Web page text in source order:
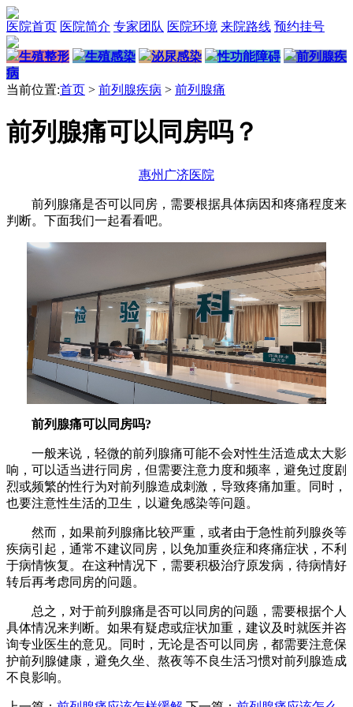
医院首页 医院简介 专家团队 医院环境 来院路线 预约挂号
生殖整形 生殖感染 泌尿感染 性功能障碍
前列腺疾
病
当前位置:首页 > 前列腺疾病 > 前列腺痛
前列腺痛可以同房吗？
惠州广济医院
前列腺痛是否可以同房，需要根据具体病因和疼痛程度来
判断。下面我们一起看看吧。
前列腺痛可以同房吗?
一般来说，轻微的前列腺痛可能不会对性生活造成太大影
响，可以适当进行同房，但需要注意力度和频率，避免过度剧
烈或频繁的性行为对前列腺造成刺激，导致疼痛加重。同时，
也要注意性生活的卫生，以避免感染等问题。
然而，如果前列腺痛比较严重，或者由于急性前列腺炎等
疾病引起，通常不建议同房，以免加重炎症和疼痛症状，不利
于病情恢复。在这种情况下，需要积极治疗原发病，待病情好
转后再考虑同房的问题。
总之，对于前列腺痛是否可以同房的问题，需要根据个人
具体情况来判断。如果有疑虑或症状加重，建议及时就医并咨
询专业医生的意见。同时，无论是否可以同房，都需要注意保
护前列腺健康，避免久坐、熬夜等不良生活习惯对前列腺造成
不良影响。